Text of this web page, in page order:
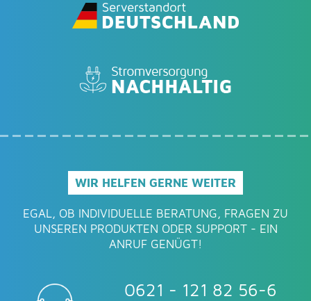
WIR HELFEN GERNE WEITER
EGAL, OB INDIVIDUELLE BERATUNG, FRAGEN ZU
UNSEREN PRODUKTEN ODER SUPPORT - EIN
ANRUF GENÜGT!
0621 - 121 82 56-6